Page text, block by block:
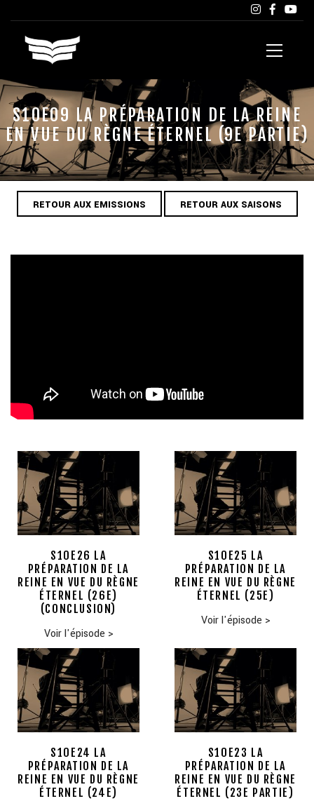
S10E09 LA PRÉPARATION DE LA REINE
EN VUE DU RÈGNE ÉTERNEL (9E PARTIE)
RETOUR AUX EMISSIONS RETOUR AUX SAISONS
S10E26 LA
PRÉPARATION DE LA
REINE EN VUE DU RÈGNE
ÉTERNEL (26E)
(CONCLUSION)
Voir l'épisode >
S10E25 LA
PRÉPARATION DE LA
REINE EN VUE DU RÈGNE
ÉTERNEL (25E)
Voir l'épisode >
S10E24 LA
PRÉPARATION DE LA
REINE EN VUE DU RÈGNE
ÉTERNEL (24E)
S10E23 LA
PRÉPARATION DE LA
REINE EN VUE DU RÈGNE
ÉTERNEL (23E PARTIE)